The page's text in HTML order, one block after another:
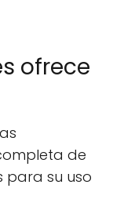
ofrece
de
su uso